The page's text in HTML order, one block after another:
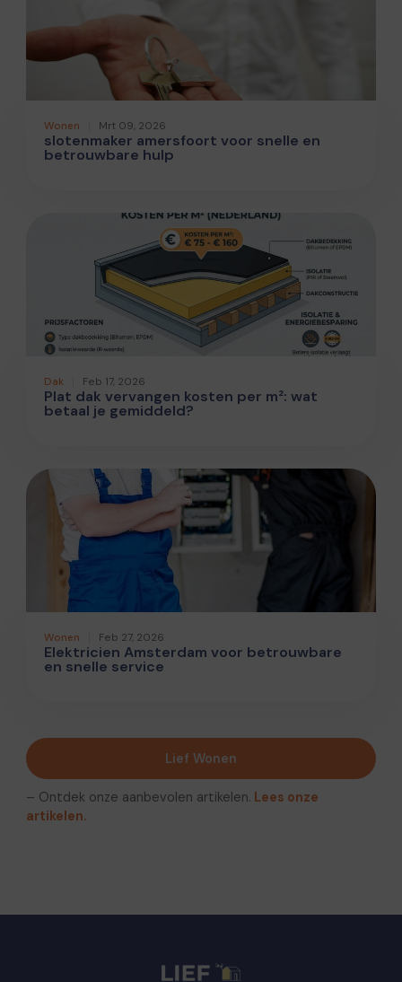
Wonen Mrt 09, 2026
slotenmaker amersfoort voor snelle en
betrouwbare hulp
Dak Feb 17, 2026
Plat dak vervangen kosten per m²: wat
betaal je gemiddeld?
Wonen Feb 27, 2026
Elektricien Amsterdam voor betrouwbare
en snelle service
Lief Wonen
– Ontdek onze aanbevolen artikelen. Lees onze
artikelen.